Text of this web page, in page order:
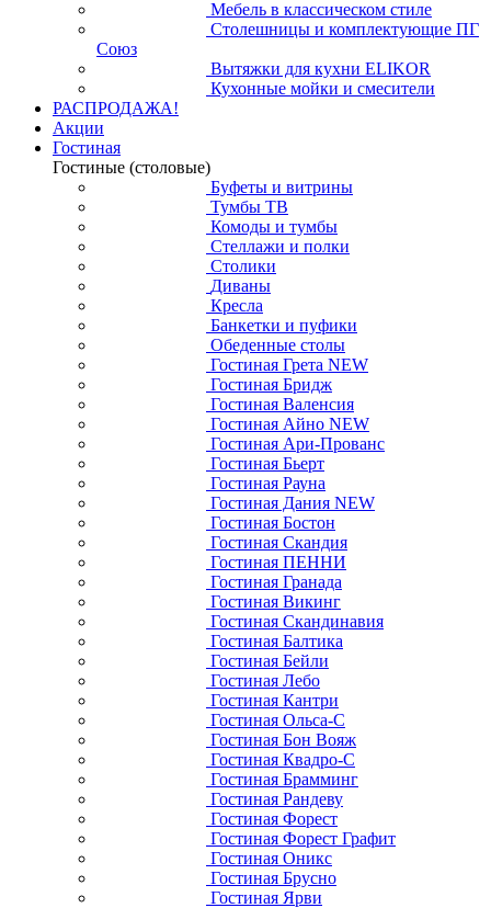
Мебель в классическом стиле
Столешницы и комплектующие ПГ
Союз
Вытяжки для кухни ELIKOR
Кухонные мойки и смесители
РАСПРОДАЖА!
Акции
Гостиная
Гостиные (столовые)
Буфеты и витрины
Тумбы ТВ
Комоды и тумбы
Стеллажи и полки
Столики
Диваны
Кресла
Банкетки и пуфики
Обеденные столы
Гостиная Грета NEW
Гостиная Бридж
Гостиная Валенсия
Гостиная Айно NEW
Гостиная Ари-Прованс
Гостиная Бьерт
Гостиная Рауна
Гостиная Дания NEW
Гостиная Бостон
Гостиная Скандия
Гостиная ПЕННИ
Гостиная Гранада
Гостиная Викинг
Гостиная Скандинавия
Гостиная Балтика
Гостиная Бейли
Гостиная Лебо
Гостиная Кантри
Гостиная Ольса-С
Гостиная Бон Вояж
Гостиная Квадро-С
Гостиная Брамминг
Гостиная Рандеву
Гостиная Форест
Гостиная Форест Графит
Гостиная Оникс
Гостиная Брусно
Гостиная Ярви